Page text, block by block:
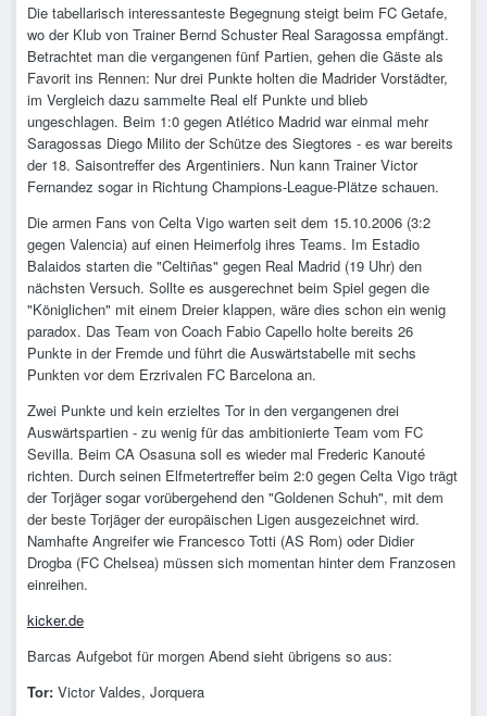
Die tabellarisch interessanteste Begegnung steigt beim FC Getafe,
wo der Klub von Trainer Bernd Schuster Real Saragossa empfängt.
Betrachtet man die vergangenen fünf Partien, gehen die Gäste als
Favorit ins Rennen: Nur drei Punkte holten die Madrider Vorstädter,
im Vergleich dazu sammelte Real elf Punkte und blieb
ungeschlagen. Beim 1:0 gegen Atlético Madrid war einmal mehr
Saragossas Diego Milito der Schütze des Siegtores - es war bereits
der 18. Saisontreffer des Argentiniers. Nun kann Trainer Victor
Fernandez sogar in Richtung Champions-League-Plätze schauen.
Die armen Fans von Celta Vigo warten seit dem 15.10.2006 (3:2
gegen Valencia) auf einen Heimerfolg ihres Teams. Im Estadio
Balaidos starten die "Celtiñas" gegen Real Madrid (19 Uhr) den
nächsten Versuch. Sollte es ausgerechnet beim Spiel gegen die
"Königlichen" mit einem Dreier klappen, wäre dies schon ein wenig
paradox. Das Team von Coach Fabio Capello holte bereits 26
Punkte in der Fremde und führt die Auswärtstabelle mit sechs
Punkten vor dem Erzrivalen FC Barcelona an.
Zwei Punkte und kein erzieltes Tor in den vergangenen drei
Auswärtspartien - zu wenig für das ambitionierte Team vom FC
Sevilla. Beim CA Osasuna soll es wieder mal Frederic Kanouté
richten. Durch seinen Elfmetertreffer beim 2:0 gegen Celta Vigo trägt
der Torjäger sogar vorübergehend den "Goldenen Schuh", mit dem
der beste Torjäger der europäischen Ligen ausgezeichnet wird.
Namhafte Angreifer wie Francesco Totti (AS Rom) oder Didier
Drogba (FC Chelsea) müssen sich momentan hinter dem Franzosen
einreihen.
kicker.de
Barcas Aufgebot für morgen Abend sieht übrigens so aus:
Tor: Victor Valdes, Jorquera